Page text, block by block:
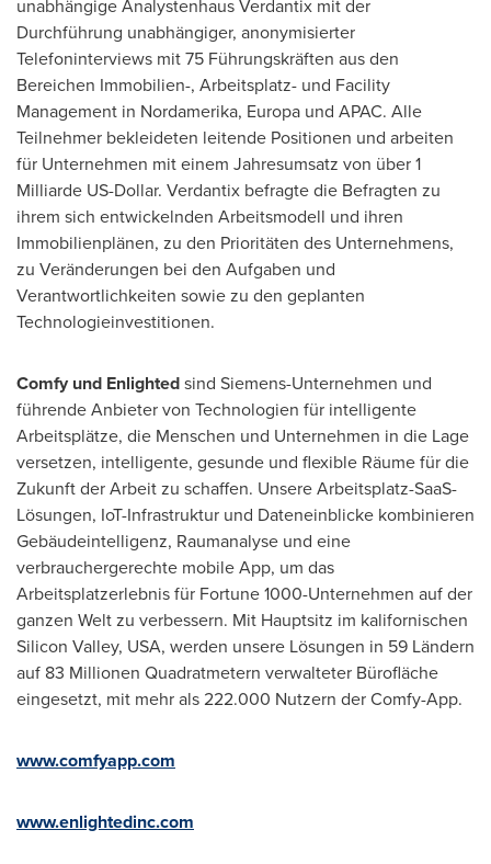
unabhängige Analystenhaus Verdantix mit der
Durchführung unabhängiger, anonymisierter
Telefoninterviews mit 75 Führungskräften aus den
Bereichen Immobilien-, Arbeitsplatz- und Facility
Management in Nordamerika, Europa und APAC. Alle
Teilnehmer bekleideten leitende Positionen und arbeiten
für Unternehmen mit einem Jahresumsatz von über 1
Milliarde US-Dollar. Verdantix befragte die Befragten zu
ihrem sich entwickelnden Arbeitsmodell und ihren
Immobilienplänen, zu den Prioritäten des Unternehmens,
zu Veränderungen bei den Aufgaben und
Verantwortlichkeiten sowie zu den geplanten
Technologieinvestitionen.
Comfy und Enlightedsind Siemens-Unternehmen und
führende Anbieter von Technologien für intelligente
Arbeitsplätze, die Menschen und Unternehmen in die Lage
versetzen, intelligente, gesunde und flexible Räume für die
Zukunft der Arbeit zu schaffen. Unsere Arbeitsplatz-SaaS-
Lösungen, IoT-Infrastruktur und Dateneinblicke kombinieren
Gebäudeintelligenz, Raumanalyse und eine
verbrauchergerechte mobile App, um das
Arbeitsplatzerlebnis für Fortune 1000-Unternehmen auf der
ganzen Welt zu verbessern. Mit Hauptsitz im kalifornischen
Silicon Valley, USA, werden unsere Lösungen in 59 Ländern
auf 83 Millionen Quadratmetern verwalteter Bürofläche
eingesetzt, mit mehr als 222.000 Nutzern der Comfy-App.
www.comfyapp.com
www.enlightedinc.com